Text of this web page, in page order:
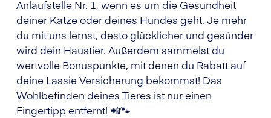
Anlaufstelle Nr. 1, wenn es um die Gesundheit
deiner Katze oder deines Hundes geht. Je mehr
du mit uns lernst, desto glücklicher und gesünder
wird dein Haustier. Außerdem sammelst du
wertvolle Bonuspunkte, mit denen du Rabatt auf
deine Lassie Versicherung bekommst! Das
Wohlbefinden deines Tieres ist nur einen
Fingertipp entfernt! 📲🐾